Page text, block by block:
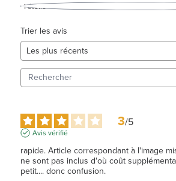
1étoile
Trier les avis
3/5
Avis vérifié
rapide. Article correspondant à l'image
ne sont pas inclus d'où coût
petit.... donc confusion.